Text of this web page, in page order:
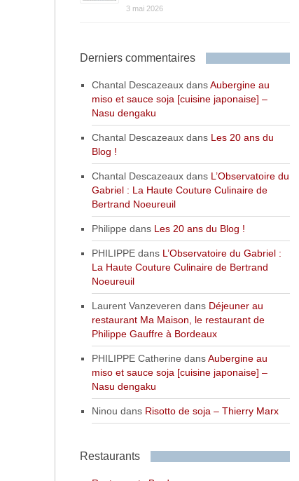
3 mai 2026
Derniers commentaires
Chantal DescazeauxdansAubergine au
miso et sauce soja [cuisine japonaise] –
Nasu dengaku
Chantal Descazeauxdans Les 20 ans du
Blog !
Chantal Descazeauxdans L’Observatoire du
Gabriel : La Haute Couture Culinaire de
Bertrand Noeureuil
Philippe dans Les 20 ans du Blog !
PHILIPPEdans L’Observatoire du Gabriel :
La Haute Couture Culinaire de Bertrand
Noeureuil
Laurent Vanzeveren dans Déjeuner au
restaurant Ma Maison, le restaurant de
Philippe Gauffre à Bordeaux
PHILIPPE Catherine dansAubergine au
miso et sauce soja [cuisine japonaise] –
Nasu dengaku
Ninou dans Risotto de soja – Thierry Marx
Restaurants